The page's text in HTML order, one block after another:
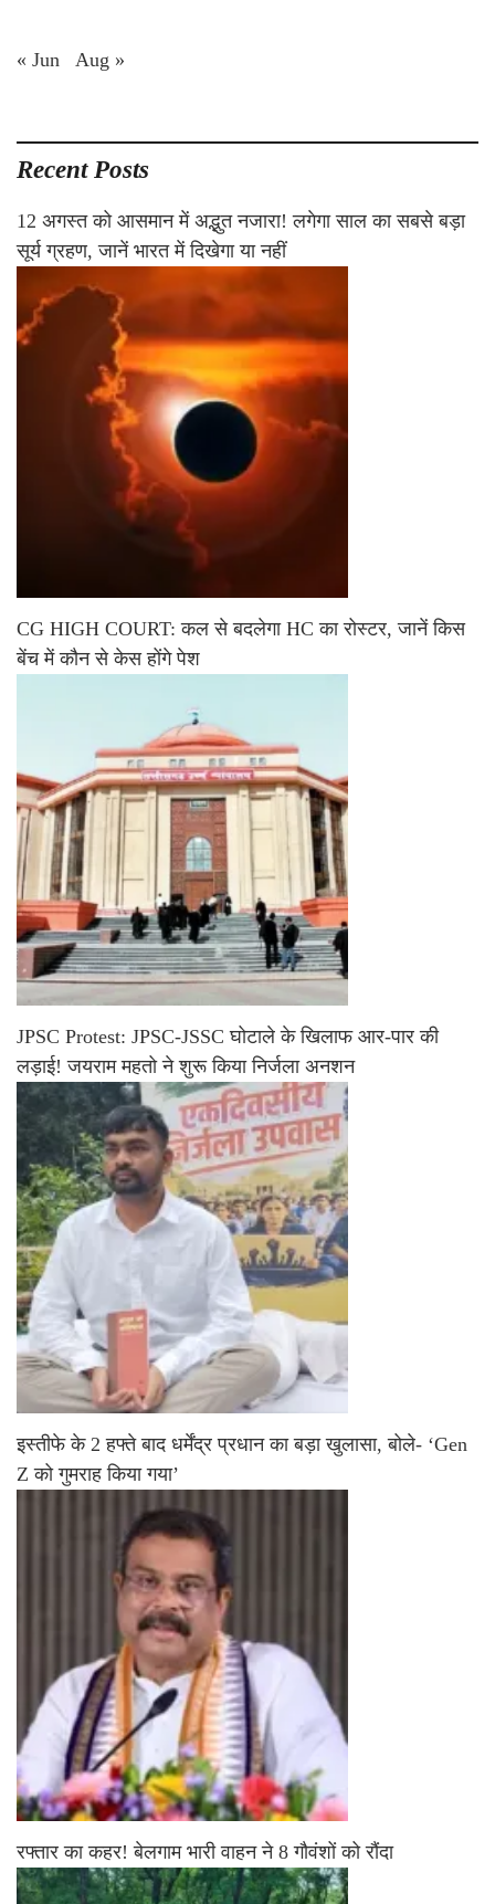
« Jun Aug »
Recent Posts
12 अगस्त को आसमान में अद्भुत नजारा! लगेगा साल का सबसे बड़ा
सूर्य ग्रहण, जानें भारत में दिखेगा या नहीं
CG HIGH COURT: कल से बदलेगा HC का रोस्टर, जानें किस
बेंच में कौन से केस होंगे पेश
JPSC Protest: JPSC-JSSC घोटाले के खिलाफ आर-पार की
लड़ाई! जयराम महतो ने शुरू किया निर्जला अनशन
इस्तीफे के 2 हफ्ते बाद धर्मेंद्र प्रधान का बड़ा खुलासा, बोले- ‘Gen
Z को गुमराह किया गया’
रफ्तार का कहर! बेलगाम भारी वाहन ने 8 गौवंशों को रौंदा